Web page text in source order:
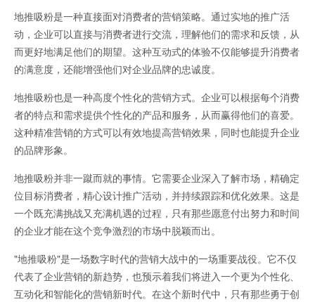
地推吸粉是一种直接面对消费者的营销策略。通过实地的推广活
动，企业可以直接与消费者进行交流，理解他们的需求和反馈，从
而更好地满足他们的期望。这种互动式的体验不仅能够提升消费者
的满意度，还能增强他们对企业品牌的忠诚度。
地推吸粉也是一种高度个性化的营销方式。企业可以根据每个消费
者的特点和需求提供个性化的产品和服务，从而赢得他们的喜爱。
这种精准营销的方式可以有效地提高营销效果，同时也能提升企业
的品牌形象。
地推吸粉并非一蹴而就的事情。它需要企业深入了解市场，精确定
位目标消费者，精心设计推广活动，并持续跟踪和优化效果。这是
一个既充满挑战又充满机遇的过程，只有那些愿意付出努力和时间
的企业才能在这个竞争激烈的市场中脱颖而出。
"地推吸粉"是一场数字时代的营销大战中的一场重要战役。它不仅
代表了企业营销的新趋势，也预示着我们将进入一个更为个性化、
互动化和智能化的营销新时代。在这个新时代中，只有那些勇于创